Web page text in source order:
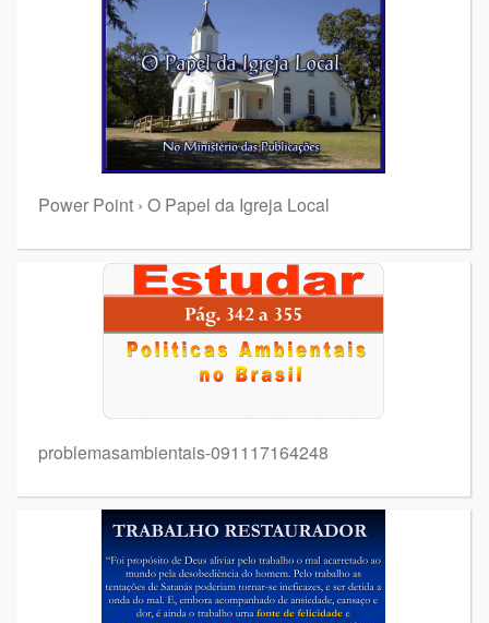
Power Point › O Papel da Igreja Local
problemasambientais-091117164248